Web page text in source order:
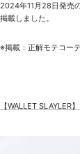
2024年11月28日発売
掲載しました。
※掲載：正解モテコーデ
【WALLET SLAYLER